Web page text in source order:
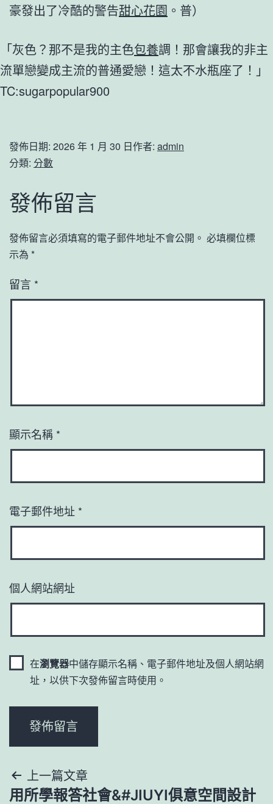
豪發出了冷酷的警告甜心花園 。普）
「灰色？那不是我的主色包養調！那會讓我的非主
流單戀變成主流的普通愛戀！這太不水瓶座了！」
TC:sugarpopular900
發佈日期: 2026 年 1 月 30 日作者: admin
分類: 分數
發佈留言
發佈留言必須填寫的電子郵件地址不會公開。 必填欄位標
示為 *
留言 *
顯示名稱 *
電子郵件地址 *
個人網站網址
在瀏覽器中儲存顯示名稱、電子郵件地址及個人網站網
址，以供下次發佈留言時使用。
文上一篇文章
用所學報答社會&#JIUYI俱意空間設計